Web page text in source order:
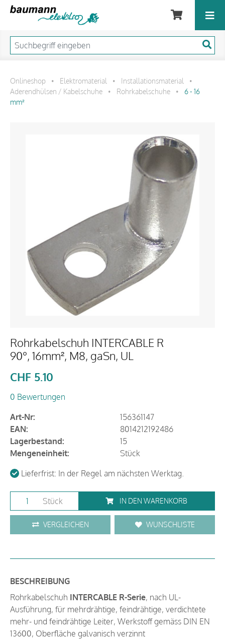
Onlineshop • Elektromaterial • Installationsmaterial
•
Aderendhülsen / Kabelschuhe
• Rohrkabelschuhe •
6 - 16
mm²
Rohrkabelschuh INTERCABLE R
90°, 16mm², M8, gaSn, UL
CHF 5.10
0 Bewertungen
Art-Nr:
156361147
EAN:
8014212192486
Lagerbestand:
15
Mengeneinheit:
Stück
Lieferfrist: In der Regel am nächsten Werktag.
Stück IN DEN WARENKORB
VERGLEICHEN WUNSCHLISTE
BESCHREIBUNG
Rohrkabelschuh INTERCABLE R-Serie, nach UL-
Ausführung, für mehrdrähtige, feindrähtige, verdichtete
mehr- und feindrähtige Leiter, Werkstoff gemäss DIN EN
13600, Oberfläche galvanisch verzinnt